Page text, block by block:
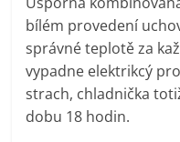
pračky,
televize,
bílém provedení
správné teplotě za
vypadne elektrikcý
strach, chladnička
dobu 18 hodin.